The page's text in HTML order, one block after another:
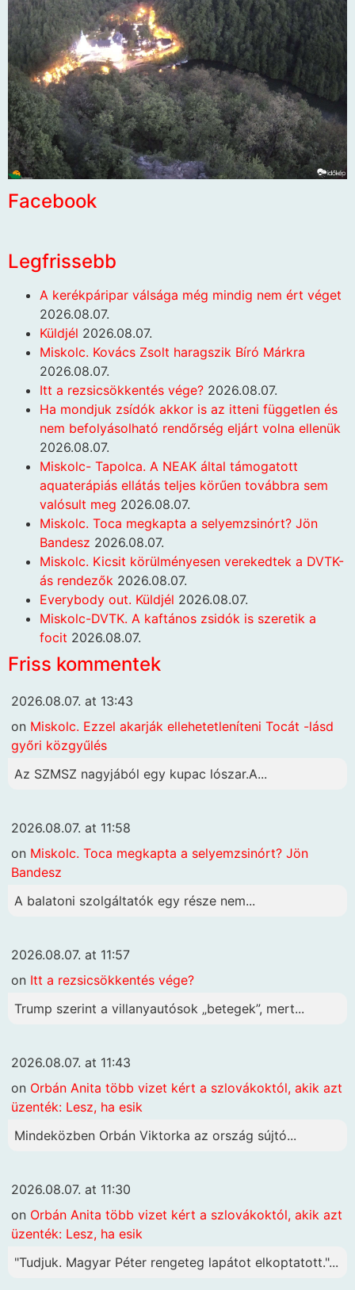
Facebook
Legfrissebb
A kerékpáripar válsága még mindig nem ért véget
2026.08.07.
Küldjél 2026.08.07.
Miskolc. Kovács Zsolt haragszik Bíró Márkra
2026.08.07.
Itt a rezsicsökkentés vége? 2026.08.07.
Ha mondjuk zsídók akkor is az itteni független és
nem befolyásolható rendőrség eljárt volna ellenük
2026.08.07.
Miskolc- Tapolca. A NEAK által támogatott
aquaterápiás ellátás teljes körűen továbbra sem
valósult meg 2026.08.07.
Miskolc. Toca megkapta a selyemzsinórt? Jön
Bandesz 2026.08.07.
Miskolc. Kicsit körülményesen verekedtek a DVTK-
ás rendezők 2026.08.07.
Everybody out. Küldjél 2026.08.07.
Miskolc-DVTK. A kaftános zsidók is szeretik a
focit 2026.08.07.
Friss kommentek
2026.08.07. at 13:43
on Miskolc. Ezzel akarják ellehetetleníteni Tocát -lásd
győri közgyűlés
Az SZMSZ nagyjából egy kupac lószar.A...
2026.08.07. at 11:58
on Miskolc. Toca megkapta a selyemzsinórt? Jön
Bandesz
A balatoni szolgáltatók egy része nem...
2026.08.07. at 11:57
on Itt a rezsicsökkentés vége?
Trump szerint a villanyautósok „betegek”, mert...
2026.08.07. at 11:43
on Orbán Anita több vizet kért a szlovákoktól, akik azt
üzenték: Lesz, ha esik
Mindeközben Orbán Viktorka az ország sújtó...
2026.08.07. at 11:30
on Orbán Anita több vizet kért a szlovákoktól, akik azt
üzenték: Lesz, ha esik
"Tudjuk. Magyar Péter rengeteg lapátot elkoptatott."...